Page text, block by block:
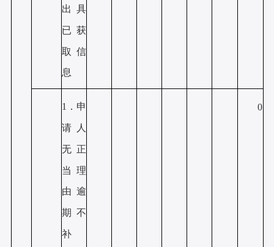
出具
已获
取信
息
1．申
请人
无正
当理
由逾
期不
补
0